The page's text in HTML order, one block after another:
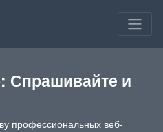
Спрашивайте и
профессиональных веб-